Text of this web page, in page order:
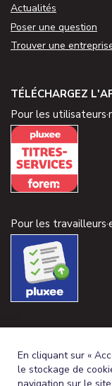
Actualités
Poser une question
Trouver une
TÉLÉCHARGEZ
Pour les
Pour les
En cliquant sur «
le stockage de